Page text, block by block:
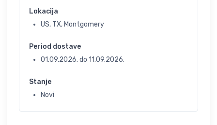
Lokacija
US, TX, Montgomery
Period dostave
01.09.2026. do 11.09.2026.
Stanje
Novi